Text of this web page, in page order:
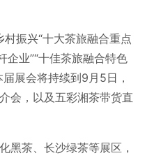
振兴“十大茶旅融合重点
企业”“十佳茶旅融合特色
展会将持续到9月5日，
会，以及五彩湘茶带货直
黑茶、长沙绿茶等展区，